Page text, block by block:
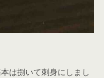
は捌いて刺身にしまし